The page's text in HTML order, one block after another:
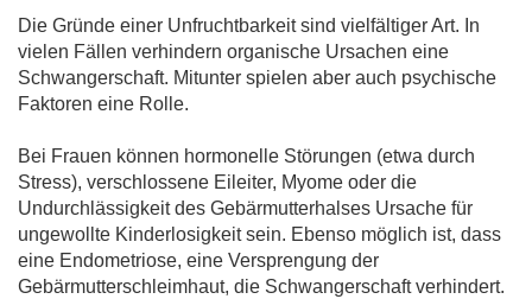
Die Gründe einer Unfruchtbarkeit sind vielfältiger Art. In
vielen Fällen verhindern organische Ursachen eine
Schwangerschaft. Mitunter spielen aber auch psychische
Faktoren eine Rolle.
Bei Frauen können hormonelle Störungen (etwa durch
Stress), verschlossene Eileiter, Myome oder die
Undurchlässigkeit des Gebärmutterhalses Ursache für
ungewollte Kinderlosigkeit sein. Ebenso möglich ist, dass
eine Endometriose, eine Versprengung der
Gebärmutterschleimhaut, die Schwangerschaft verhindert.